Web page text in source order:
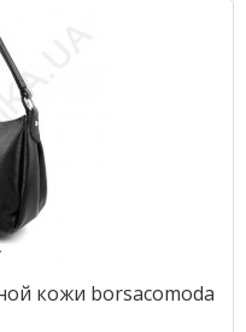
кожи borsacomoda